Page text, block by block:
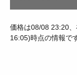
価格は08/08 23:20
16:05)時点の情報で